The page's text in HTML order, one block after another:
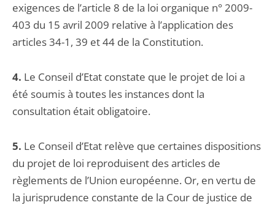
exigences de l’article 8 de la loi organique n° 2009-
403 du 15 avril 2009 relative à l’application des
articles 34-1, 39 et 44 de la Constitution.
4. Le Conseil d’Etat constate que le projet de loi a
été soumis à toutes les instances dont la
consultation était obligatoire.
5. Le Conseil d’Etat relève que certaines dispositions
du projet de loi reproduisent des articles de
règlements de l’Union européenne. Or, en vertu de
la jurisprudence constante de la Cour de justice de